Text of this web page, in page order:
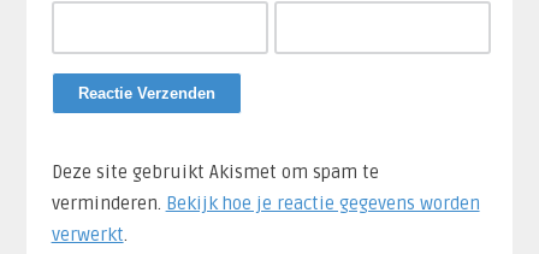
Deze site gebruikt Akismet om spam te
verminderen. Bekijk hoe je reactie gegevens worden
verwerkt.